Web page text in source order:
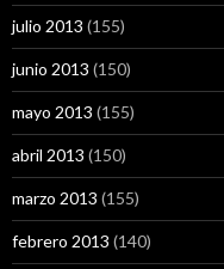
julio 2013 (155)
junio 2013 (150)
mayo 2013 (155)
abril 2013 (150)
marzo 2013 (155)
febrero 2013 (140)